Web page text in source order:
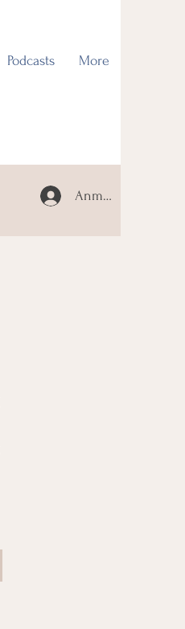
Podcasts More
Anmelden